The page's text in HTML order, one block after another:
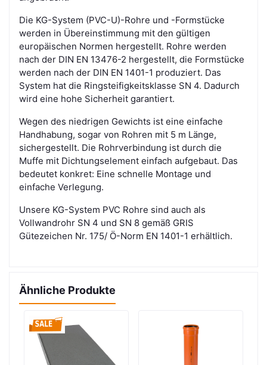
Die KG-System (PVC-U)-Rohre und -Formstücke
werden in Übereinstimmung mit den gültigen
europäischen Normen hergestellt. Rohre werden
nach der DIN EN 13476-2 hergestellt, die Formstücke
werden nach der DIN EN 1401-1 produziert. Das
System hat die Ringsteifigkeitsklasse SN 4. Dadurch
wird eine hohe Sicherheit garantiert.
Wegen des niedrigen Gewichts ist eine einfache
Handhabung, sogar von Rohren mit 5 m Länge,
sichergestellt. Die Rohrverbindung ist durch die
Muffe mit Dichtungselement einfach aufgebaut. Das
bedeutet konkret: Eine schnelle Montage und
einfache Verlegung.
Unsere KG-System PVC Rohre sind auch als
Vollwandrohr SN 4 und SN 8 gemäß GRIS
Gütezeichen Nr. 175/ Ö-Norm EN 1401-1 erhältlich.
Ähnliche Produkte